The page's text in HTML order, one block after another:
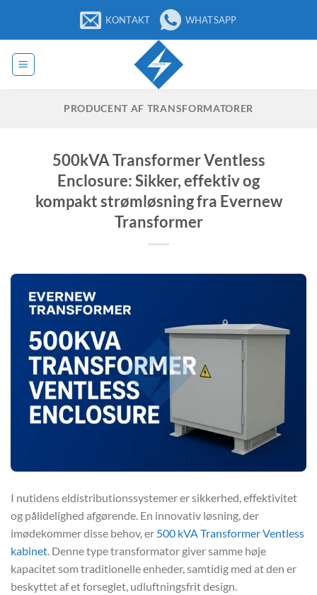
indhold
KONTAKT WHATSAPP
PRODUCENT AF TRANSFORMATORER
500kVA Transformer Ventless
Enclosure: Sikker, effektiv og
kompakt strømløsning fra Evernew
Transformer
I nutidens eldistributionssystemer er sikkerhed, effektivitet
og pålidelighed afgørende. En innovativ løsning, der
imødekommer disse behov, er 500 kVA Transformer Ventless
kabinet . Denne type transformator giver samme høje
kapacitet som traditionelle enheder, samtidig med at den er
beskyttet af et forseglet, udluftningsfrit design.